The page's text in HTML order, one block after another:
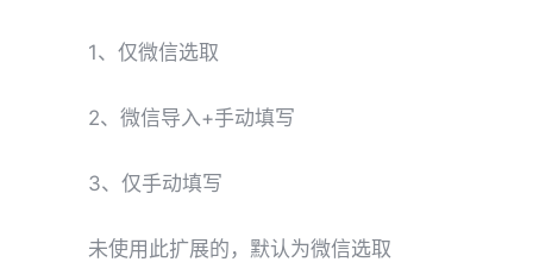
1、仅微信选取
2、微信导入+手动填写
3、仅手动填写
未使用此扩展的，默认为微信选取